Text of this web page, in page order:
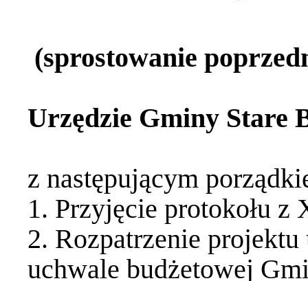
(sprostowanie
Urzędzie Gminy Stare
z następującym
1. Przyjęcie protokołu
2. Rozpatrzenie
uchwale budżetowej